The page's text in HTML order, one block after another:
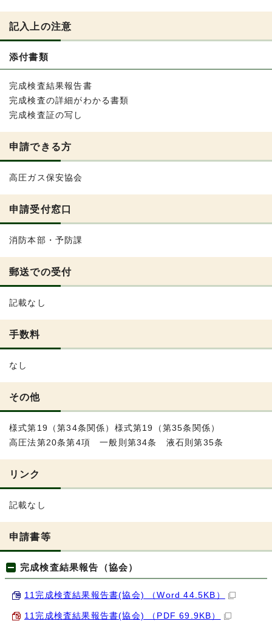
記入上の注意
添付書類
完成検査結果報告書
完成検査の詳細がわかる書類
完成検査証の写し
申請できる方
高圧ガス保安協会
申請受付窓口
消防本部・予防課
郵送での受付
記載なし
手数料
なし
その他
様式第19（第34条関係）様式第19（第35条関係）
高圧法第20条第4項 一般則第34条 液石則第35条
リンク
記載なし
申請書等
完成検査結果報告（協会）
11完成検査結果報告書(協会) （Word 44.5KB）
11完成検査結果報告書(協会) （PDF 69.9KB）